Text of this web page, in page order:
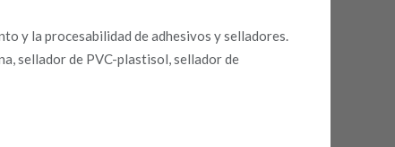
y la procesabilidad de adhesivos y selladores.
sellador de PVC-plastisol, sellador de